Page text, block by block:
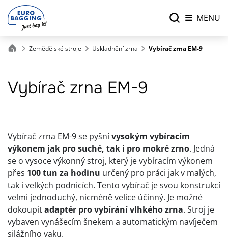
MENU
Zemědělské stroje Uskladnění zrna Vybírač zrna EM-9
Vybírač zrna EM-9
Vybírač zrna EM-9 se pyšnívysokým vybíracím
výkonem jak pro suché, tak i pro mokré zrno. Jedná
se o vysoce výkonný stroj, který je vybíracím výkonem
přes 100 tun za hodinu určený pro práci jak v malých,
tak i velkých podnicích. Tento vybírač je svou konstrukcí
velmi jednoduchý, nicméně velice účinný. Je možné
dokoupitadaptér pro vybírání vlhkého zrna. Stroj je
vybaven vynášecím šnekem a automatickým navíječem
silážního vaku.